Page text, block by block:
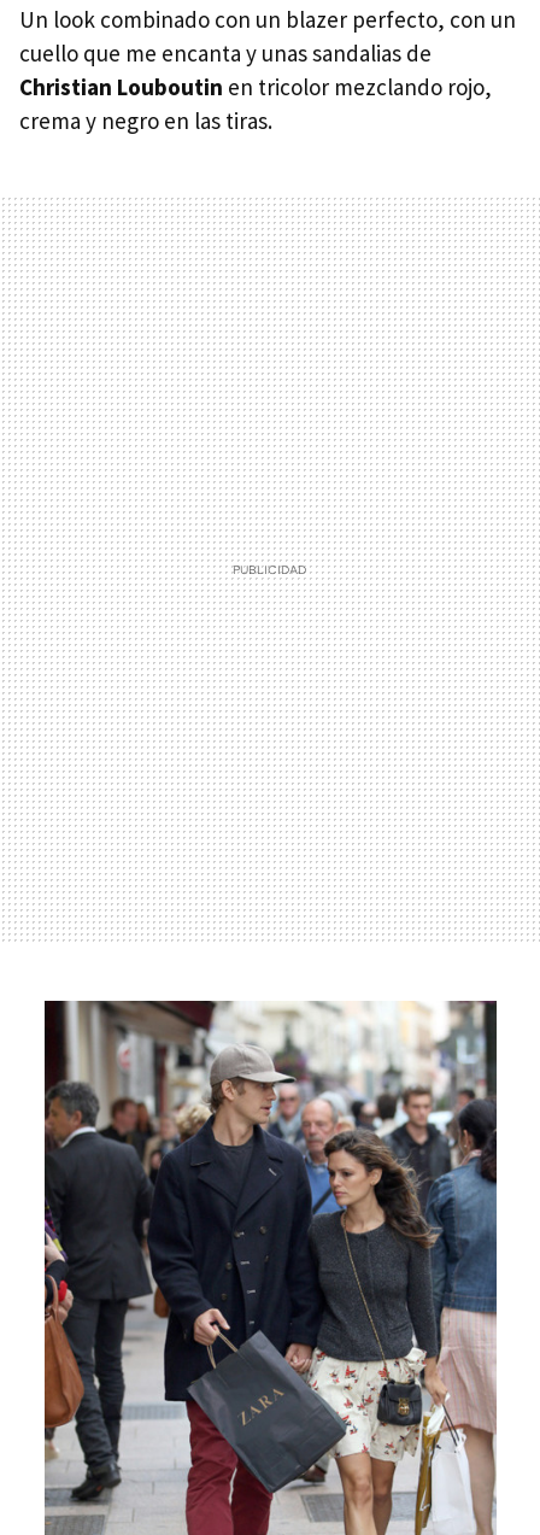
Un look combinado con un blazer perfecto, con un
cuello que me encanta y unas sandalias de
Christian Louboutin en tricolor mezclando rojo,
crema y negro en las tiras.